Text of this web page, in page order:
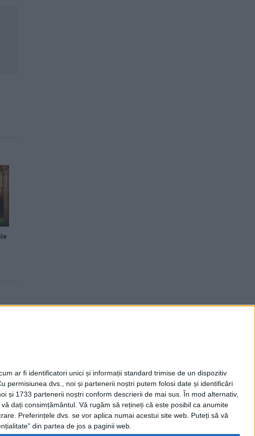
ar fi identificatori unici și informații standard trimise de un dispozitiv
permisiunea dvs., noi și partenerii noștri putem folosi date și identificări
și 1733 partenerii noștri conform descrierii de mai sus. În mod alternativ,
dați consimțământul. Vă rugăm să rețineți că este posibil ca anumite
Preferințele dvs. se vor aplica numai acestui site web. Puteți să vă
din partea de jos a paginii web.